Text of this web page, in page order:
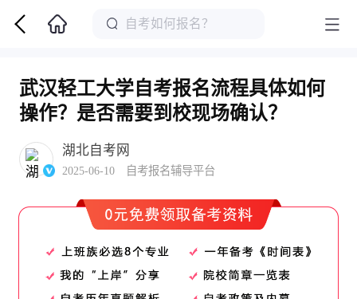
武汉轻工大学自考报名流程具体如何
操作？是否需要到校现场确认？
湖北自考网
2025-06-10 自考报名辅导平台